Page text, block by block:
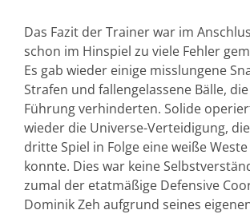
Das Fazit der Trainer war im
schon im Hinspiel zu viele Fehler
Es gab wieder einige misslungene
Strafen und fallengelassene Bälle,
Führung verhinderten. Solide
wieder die Universe-Verteidigung,
dritte Spiel in Folge eine weiße
konnte. Dies war keine
zumal der etatmäßige Defensive
Dominik Zeh aufgrund seines